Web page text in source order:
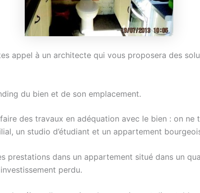
appel à un architecte qui vous proposera des
du bien et de son emplacement.
des travaux en adéquation avec le bien : on ne
un studio d’étudiant et un appartement
prestations dans un appartement situé dans un
perdu.